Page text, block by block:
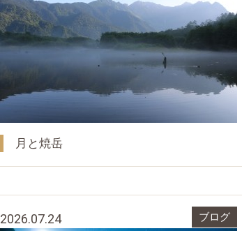
月と焼岳
2026.07.24 ブログ